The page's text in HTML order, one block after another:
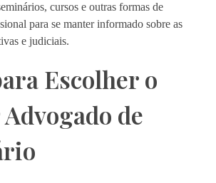
cursos e outras formas de
para se manter informado sobre as
e judiciais.
Escolher o
de